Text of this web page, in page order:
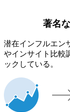
著名
潜在インフルエン
やインサイト比較
ックしている。